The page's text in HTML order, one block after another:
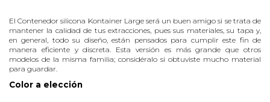
El Contenedor silicona Kontainer Large será un buen amigo si se trata de
mantener la calidad de tus extracciones, pues sus materiales, su tapa y,
en general, todo su diseño, están pensados para cumplir este fin de
manera eficiente y discreta. Esta versión es más grande que otros
modelos de la misma familia; considéralo si obtuviste mucho material
para guardar.
Color a elección